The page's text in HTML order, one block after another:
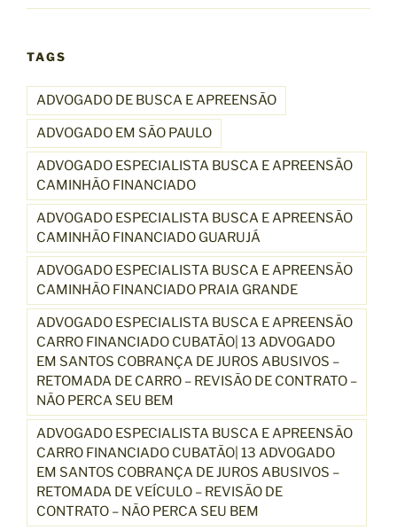
TAGS
ADVOGADO DE BUSCA E APREENSÃO
ADVOGADO EM SÃO PAULO
ADVOGADO ESPECIALISTA BUSCA E APREENSÃO
CAMINHÃO FINANCIADO
ADVOGADO ESPECIALISTA BUSCA E APREENSÃO
CAMINHÃO FINANCIADO GUARUJÁ
ADVOGADO ESPECIALISTA BUSCA E APREENSÃO
CAMINHÃO FINANCIADO PRAIA GRANDE
ADVOGADO ESPECIALISTA BUSCA E APREENSÃO
CARRO FINANCIADO CUBATÃO| 13 ADVOGADO
EM SANTOS COBRANÇA DE JUROS ABUSIVOS –
RETOMADA DE CARRO – REVISÃO DE CONTRATO –
NÃO PERCA SEU BEM
ADVOGADO ESPECIALISTA BUSCA E APREENSÃO
CARRO FINANCIADO CUBATÃO| 13 ADVOGADO
EM SANTOS COBRANÇA DE JUROS ABUSIVOS –
RETOMADA DE VEÍCULO – REVISÃO DE
CONTRATO – NÃO PERCA SEU BEM